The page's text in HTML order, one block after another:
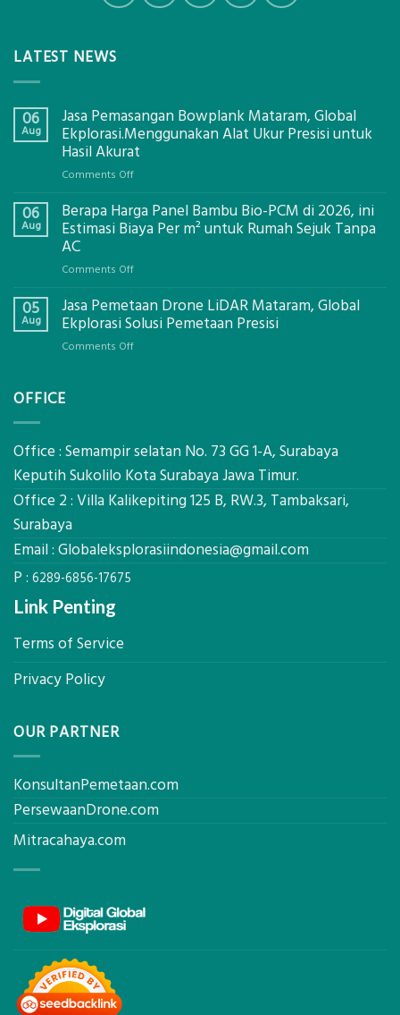
LATEST NEWS
06
Aug
Jasa Pemasangan Bowplank Mataram, Global
Ekplorasi.Menggunakan Alat Ukur Presisi untuk
Hasil Akurat
Comments Offon
Pemasangan
Bowplank
Ukur
Presisi
untuk
06
Aug
Berapa Harga Panel Bambu Bio-PCM di 2026, ini
Estimasi Biaya Per m² untuk Rumah Sejuk Tanpa
AC
Comments Offon
Harga
Panel
Biaya
Per
untuk
Sejuk
Tanpa
05
Aug
Jasa Pemetaan Drone LiDAR Mataram, Global
Ekplorasi Solusi Pemetaan Presisi
Comments Offon
Global
Solusi
Pemetaan
OFFICE
Office : Semampir selatan No. 73 GG 1-A, Surabaya
Keputih Sukolilo Kota Surabaya Jawa Timur.
Office 2 : Villa Kalikepiting 125 B, RW.3, Tambaksari,
Surabaya
Email : Globaleksplorasiindonesia@gmail.com
P : 6289-6856-17675
Link Penting
Terms of Service
Privacy Policy
OUR PARTNER
KonsultanPemetaan.com
PersewaanDrone.com
Mitracahaya.com